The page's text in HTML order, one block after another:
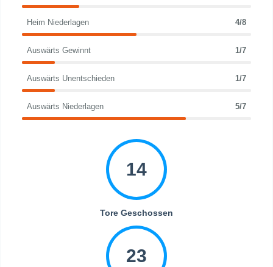
Heim Niederlagen 4/8
Auswärts Gewinnt 1/7
Auswärts Unentschieden 1/7
Auswärts Niederlagen 5/7
14
Tore Geschossen
23